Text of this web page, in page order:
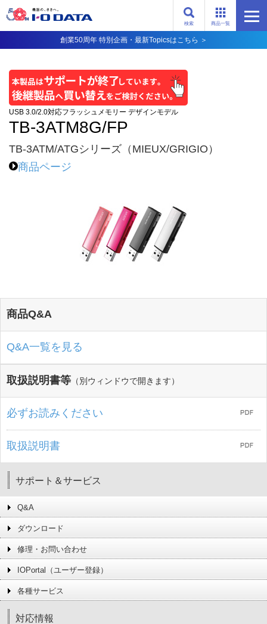
商品一覧
検索
創業50周年 特別企画・最新Topicsはこちら ＞
USB 3.0/2.0対応フラッシュメモリー デザインモデル
TB-3ATM8G/FP
TB-3ATM/ATGシリーズ（MIEUX/GRIGIO）
商品ページ
商品Q&A
Q&A一覧を見る
取扱説明書等 （別ウィンドウで開きます）
必ずお読みください
取扱説明書
サポート＆サービス
Q&A
ダウンロード
修理・お問い合わせ
IOPortal（ユーザー登録）
各種サービス
対応情報